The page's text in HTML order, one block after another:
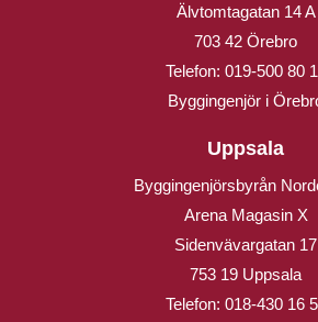
Älvtomtagatan 14 A
703 42 Örebro
Telefon: 019-500 80
Byggingenjör i
Uppsala
Byggingenjörsbyrån
Arena Magasin X
Sidenvävargatan 17
753 19 Uppsala
Telefon: 018-430 16